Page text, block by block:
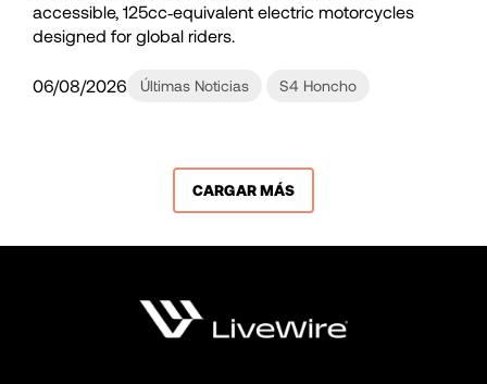
accessible, 125cc‑equivalent electric motorcycles
designed for global riders.
06/08/2026 Últimas Noticias S4 Honcho
CARGAR MÁS